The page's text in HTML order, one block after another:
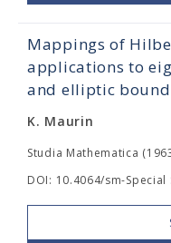
Mappings of
applications to
and elliptic
K. Maurin
Studia Mathematica
DOI: 10.4064/sm-Special